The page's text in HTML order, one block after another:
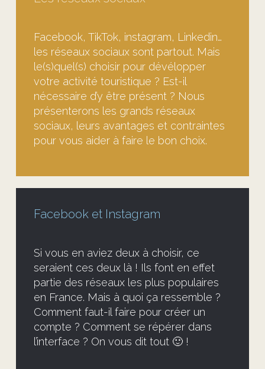
Facebook, TikTok, instagram, Linkedin…
les réseaux sociaux sont partout. Mais
le(s)quel(s) choisir pour dévélopper
votre activité touristique ? Est-il
nécessaire d’y être présent ? Nous
présenterons les grands réseaux
sociaux, leurs avantages et contraintes
pour vous aider à faire le bon choix.
Facebook et Instagram
Si vous en aviez deux à choisir, ce
seraient ces deux là ! Ils font en effet
partie des réseaux les plus populaires
en France. Mais à quoi ça ressemble ?
Comment faut-il faire pour créer un
compte ? Comment se répérer dans
l’interface ? On vous dit tout 🙂 !